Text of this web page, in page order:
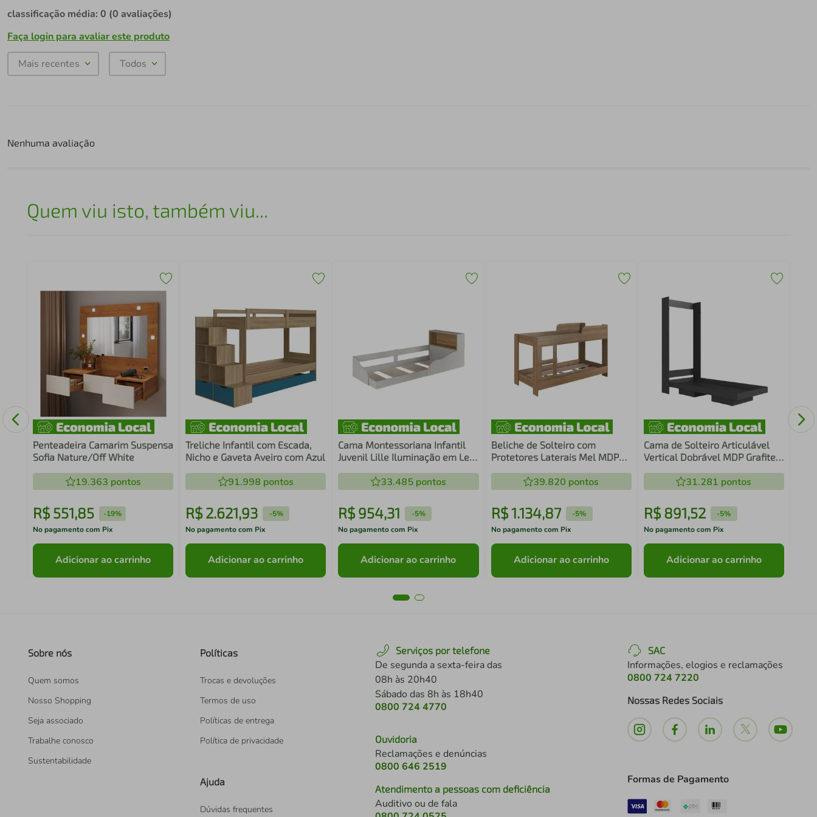
classificação média: 0 (0 avaliações)
Faça login para avaliar este produto
Mais recentes Todos
Nenhuma avaliação
Quem viu isto, também viu...
Penteadeira Camarim Suspensa
Sofia Nature/Off White
19.363 pontos
R$ 551,85 -19%
No pagamento com Pix
Adicionar ao carrinho
Treliche Infantil com Escada,
Nicho e Gaveta Aveiro com Azul
91.998 pontos
R$ 2.621,93 -5%
No pagamento com Pix
Adicionar ao carrinho
Cama Montessoriana Infantil
Juvenil Lille Iluminação em Led
33.485pontos
R$954,31 -5%
No pagamento com Pix
Adicionar ao carrinho
Beliche de Solteiro com
Protetores Laterais Mel MDP
39.820 pontos
R$1.134,87 -5%
No pagamento com Pix
Adicionar ao carrinho
Cama de Solteiro Articulável
Vertical Dobrável MDP Grafite
31.281 pontos
R$ 891,52 -5%
No pagamento com Pix
Adicionar ao carrinho
Sobre nós
Quem somos
Nosso Shopping
Seja associado
Trabalhe conosco
Sustentabilidade
Políticas
Trocas e devoluções
Termos de uso
Políticas de entrega
Política de privacidade
Ajuda
Dúvidas frequentes
Serviços por telefone
De segunda a sexta-feira das
08h às 20h40
Sábado das 8h às 18h40
0800 724 4770
Ouvidoria
Reclamações e denúncias
0800 646 2519
Atendimento a pessoas com deficiência
Auditivo ou de fala
SAC
Informações, elogios e reclamações
0800 724 7220
Nossas Redes Sociais
Formas de Pagamento